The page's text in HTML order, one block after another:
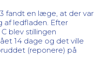
fandt en læge, at der var
af ledfladen. Efter
blev stillingen
14 dage og det ville
(reponere) på